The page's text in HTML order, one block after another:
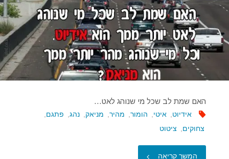
אדם
באופן…"
האם שמת לב שכל מי שנוהג לאט…
אידיוט, איטי, הומור, מהיר, מניאק, נהג, פתגם,
צחוקים, ציטוט
המשך קריאה "האם